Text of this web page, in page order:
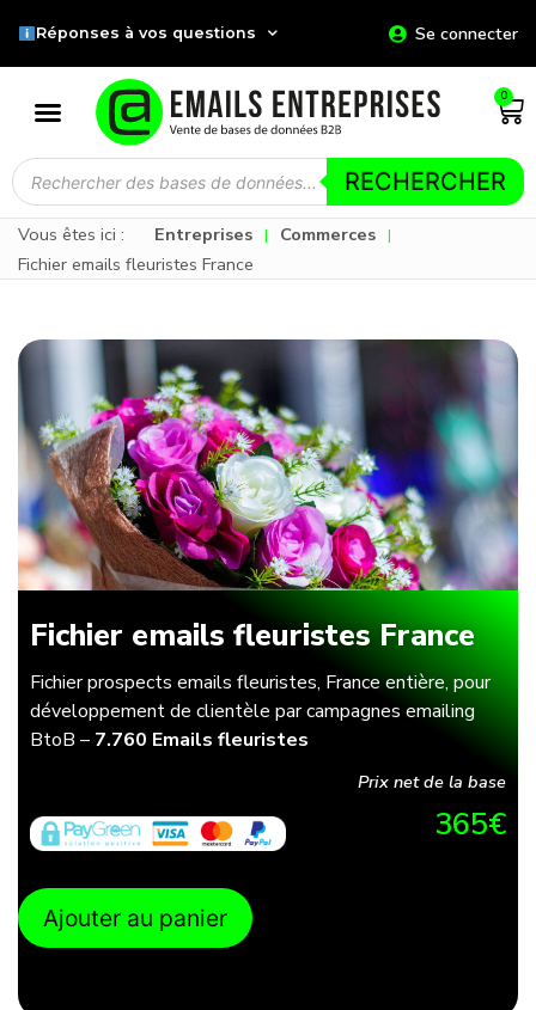
Réponses à vos questions Se connecter
0
RECHERCHER
Vous êtes ici : Entreprises | Commerces |
Fichier emails fleuristes France
Fichier emails fleuristes France
Fichier prospects emails fleuristes, France entière, pour
développement de clientèle par campagnes emailing
BtoB – 7.760 Emails fleuristes
Prix net de la base
365€
Ajouter au panier